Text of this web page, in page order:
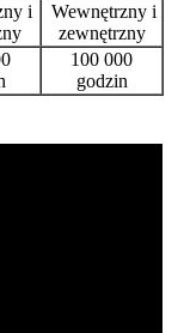
i
Wewnętrzny i
zewnętrzny
100 000
godzin